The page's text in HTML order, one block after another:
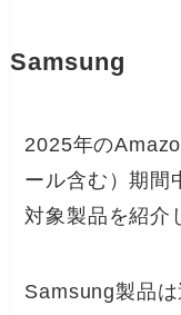
Samsung
2025年の
ール含む）期間
対象製品を紹介
Samsung製品